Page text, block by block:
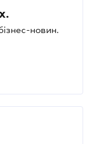
новин.